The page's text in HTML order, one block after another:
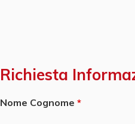
Richiesta
Nome Cognome